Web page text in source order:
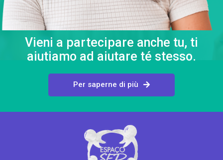
Vieni a partecipare anche tu, ti
aiutiamo ad aiutare té stesso.
Per saperne di più